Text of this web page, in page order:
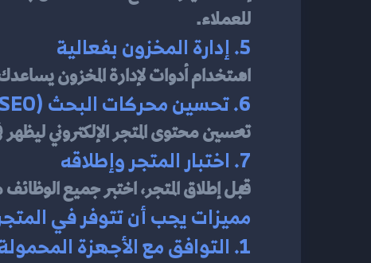
للعملاء.
5. إدارة المخزون بفعالية
استخدام أدوات لإدارة المخزون
6. تحسين محركات البحث (SEO)
تحسين محتوى المتجر الإلكتروني ليظهر
7. اختبار المتجر وإطلاقه
قبل إطلاق المتجر، اختبر جميع
مميزات يجب أن تتوفر في
1. التوافق مع الأجهزة المحمولة